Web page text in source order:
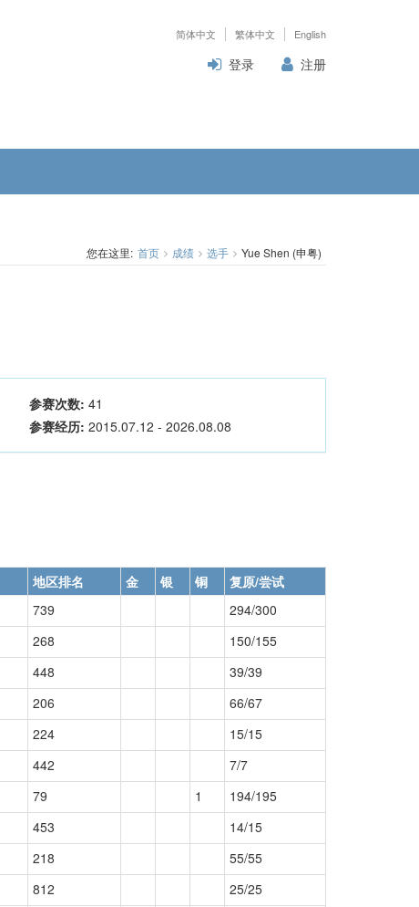
简体中文 繁体中文 English
登录 注册
您在这里: 首页 成绩 选手 Yue Shen (申粤)
参赛次数: 41
参赛经历: 2015.07.12 - 2026.08.08
地区排名 金 银 铜
复原/尝试
739
294/300
268
150/155
448
39/39
206
66/67
224
15/15
442
7/7
79 1
194/195
453
14/15
218
55/55
812
25/25